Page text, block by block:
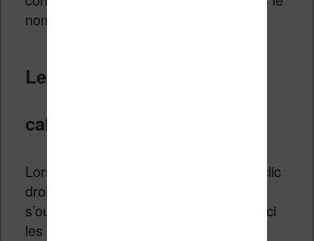
nom de «
Les réglages avancées de
calibre à explorer
Lorsque vous lancez une conversion (clic
droit > Convertir le livre), une fenêtre
s’ouvre avec de nombreux onglets. Voici
les plus utiles.